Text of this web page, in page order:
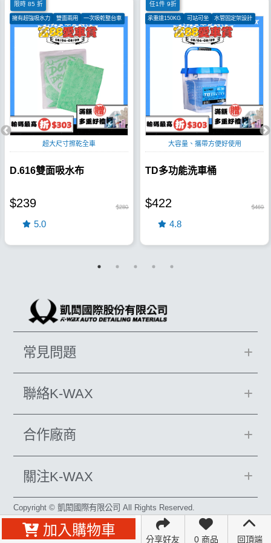
限時 85 折
擁有超強吸水力 雙面兩用 一次吸乾整台車
超大尺寸擦乾全車
D.616雙面吸水布
$239 $280
5.0
任1件 9折
承重達150KG 可站可坐 水管固定架設計
大容量、攜帶方便好使用
TD多功能洗車桶
$422 $469
4.8
常見問題
聯絡K-WAX
合作廠商
關注K-WAX
Copyright © 凱閎國際有限公司 All Rights Reserved.
加入購物車
回頂端
0 商品
分享好友